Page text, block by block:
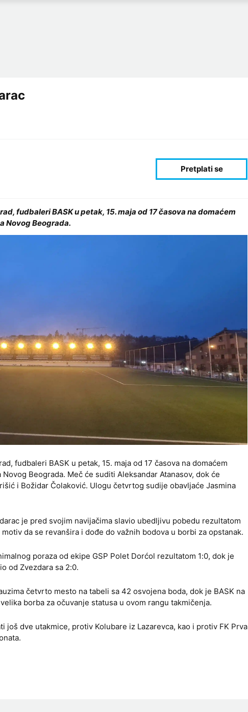
fudbaleri BASK u petak, 15. maja od 17 časova na domaćem
Novog Beograda.
fudbaleri BASK u petak, 15. maja od 17 časova na domaćem
Beograda. Meč će suditi Aleksandar Atanasov, dok će
i Božidar Čolaković. Ulogu četvrtog sudije obavljaće Jasmina
je pred svojim navijačima slavio ubedljivu pobedu rezultatom
da se revanšira i dođe do važnih bodova u borbi za opstanak.
poraza od ekipe GSP Polet Dorćol rezultatom 1:0, dok je
od Zvezdara sa 2:0.
četvrto mesto na tabeli sa 42 osvojena boda, dok je BASK na
borba za očuvanje statusa u ovom rangu takmičenja.
još dve utakmice, protiv Kolubare iz Lazarevca, kao i protiv FK Prva